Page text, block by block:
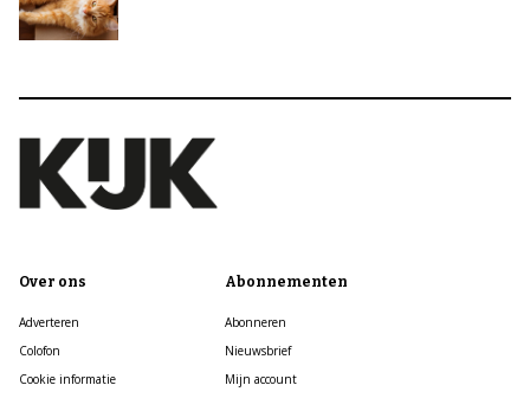
Over ons
Adverteren
Colofon
Cookie informatie
Abonnementen
Abonneren
Nieuwsbrief
Mijn account